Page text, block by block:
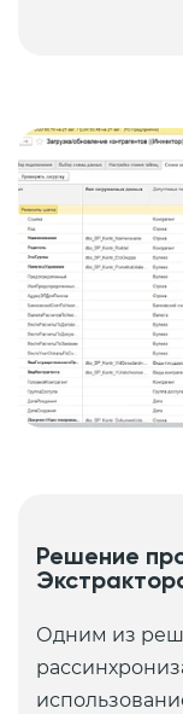
Решение
Одним из